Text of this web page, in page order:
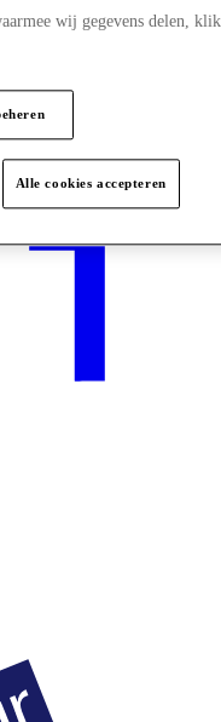
wij gegevens delen,
Alle cookies accepteren